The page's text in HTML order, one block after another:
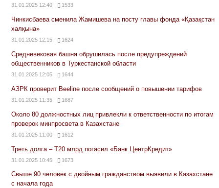
31.01.2025 12:40 1533
Чинкисбаева сменила Жамишева на посту главы фонда «Қазақстан
халқына»
31.01.2025 12:15 1624
Средневековая башня обрушилась после предупреждений
общественников в Туркестанской области
31.01.2025 12:05 1644
АЗРК проверит Beeline после сообщений о повышении тарифов
31.01.2025 11:35 1687
Около 80 должностных лиц привлекли к ответственности по итогам
проверок минпросвета в Казахстане
31.01.2025 11:00 1612
Треть долга – Т20 млрд погасил «Банк ЦентрКредит»
31.01.2025 10:45 1673
Свыше 90 человек с двойным гражданством выявили в Казахстане
с начала года